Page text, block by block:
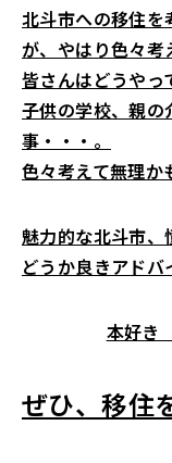
北斗市への移住を
が、やはり色々考
皆さんはどうやっ
子供の学校、親
事・・・。
色々考えて無理か
魅力的な北斗市、
どうか良きアドバ
本好き
ぜひ、移住